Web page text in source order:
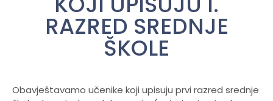
RAZRED SREDNJE
ŠKOLE
Obavještavamo učenike koji upisuju prvi razred srednje